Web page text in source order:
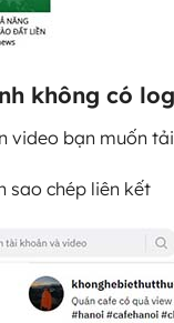
không có
video bạn muốn
sao chép liên kết